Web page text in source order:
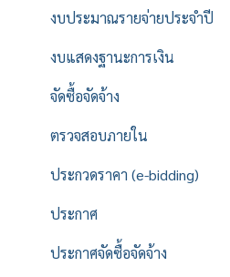
งบประมาณรายจ่ายประจำปี
งบแสดงฐานะการเงิน
จัดซื้อจัดจ้าง
ตรวจสอบภายใน
ประกวดราคา (e-bidding)
ประกาศ
ประกาศจัดซื้อจัดจ้าง